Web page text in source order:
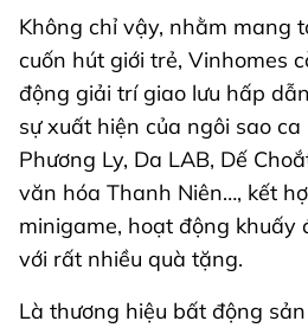
Không chỉ vậy, nhằm mang
cuốn hút giới trẻ, Vinhomes
động giải trí giao lưu hấp
sự xuất hiện của ngôi sao
Phương Ly, Da LAB, Dế
văn hóa Thanh Niên…, kết
minigame, hoạt động khuấy
với rất nhiều quà tặng.
Là thương hiệu bất động